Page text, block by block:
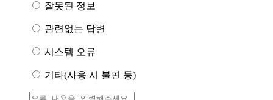
잘못된 정보
관련없는 답변
시스템 오류
기타(사용 시 불편 등)